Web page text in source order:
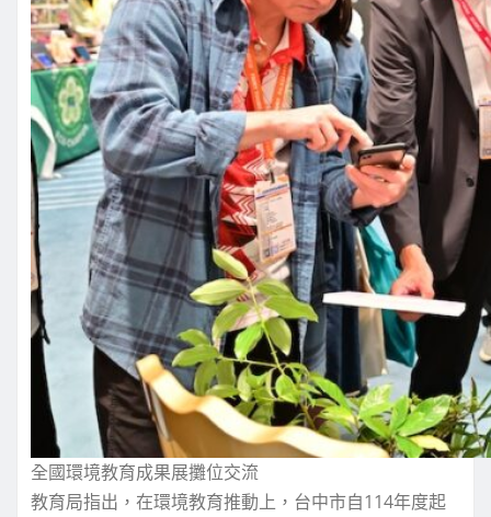
全國環境教育成果展攤位交流
教育局指出，在環境教育推動上，台中市自114年度起